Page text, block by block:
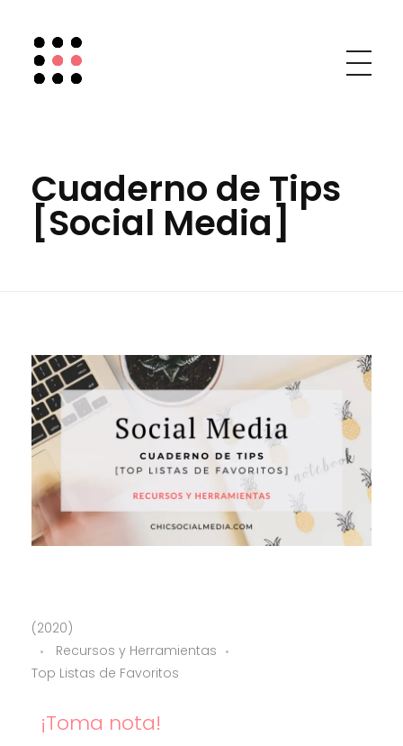
Cuaderno de Tips
[Social Media]
C
u
a
(2020)
Recursos y Herramientas
Top Listas de Favoritos
¡Toma nota!